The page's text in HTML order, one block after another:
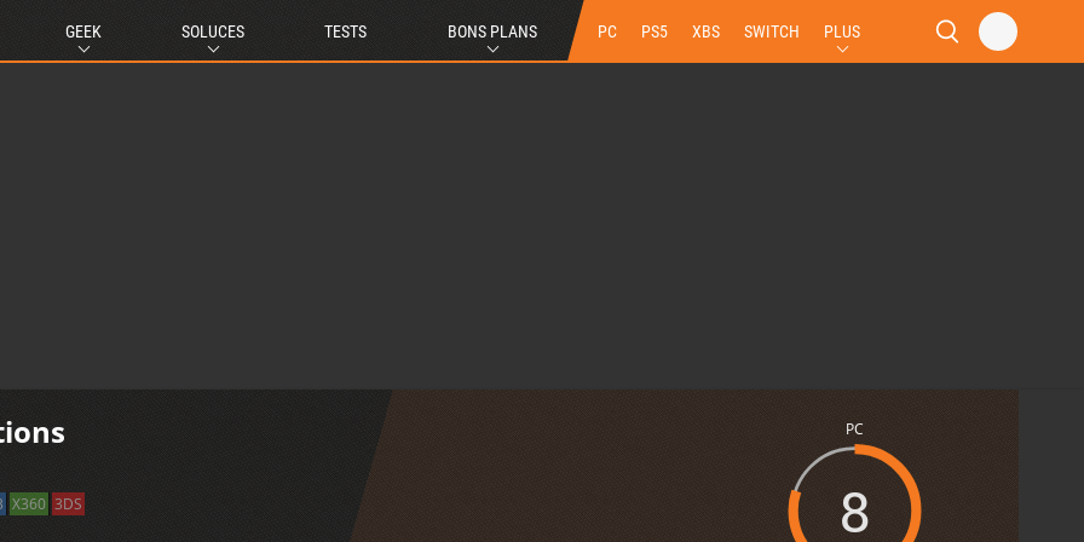
GEEK SOLUCES TESTS BONS PLANS PC PS5 XBS SWITCH PLUS
X360 3DS
PC
8